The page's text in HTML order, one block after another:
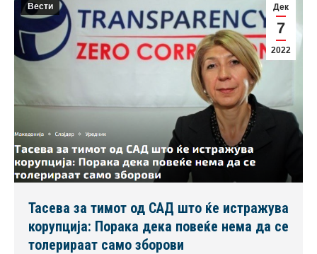
Дек
7
2022
Вести
Тасева за тимот од САД што ќе истражува
корупција: Порака дека повеќе нема да се
толерираат само зборови